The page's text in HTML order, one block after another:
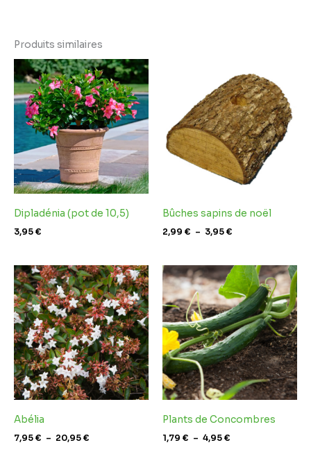
Produits similaires
Dipladénia (pot de 10,5)
3,95€
Bûches sapins de noël
2,99 € – 3,95€
de
prix :
2,99 €
à
3,95 €
Abélia
7,95€ – 20,95€
Plage
de
prix :
7,95 €
à
20,95 €
Plants de Concombres
1,79 € – 4,95€
Plage
de
prix :
1,79 €
à
4,95 €